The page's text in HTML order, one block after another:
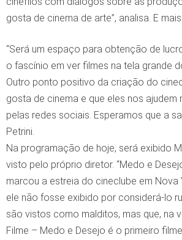
gosta de cinema de arte”, analisa. E mais.
“Será um espaço para obtenção de
o fascínio em ver filmes na tela grande
Outro ponto positivo da criação do
gosta de cinema e que eles nos
pelas redes sociais. Esperamos que a
Petrini.
Na programação de hoje, será exibido
visto pelo próprio diretor. “Medo e
marcou a estreia do cineclube em
ele não fosse exibido por considerá-lo
são vistos como malditos, mas que, na
Filme – Medo e Desejo é o primeiro